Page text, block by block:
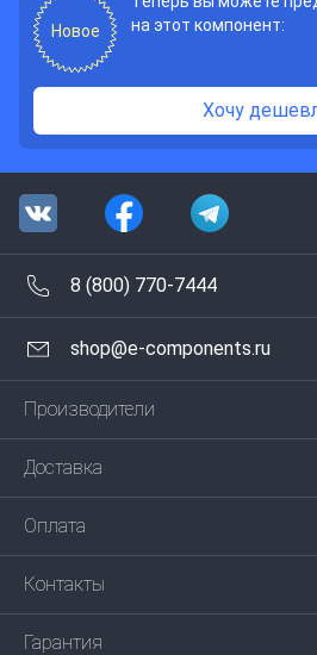
Новое
на этот компонент:
Хочу
8 (800) 770-7444
shop@e-components.ru
Производители
Доставка
Оплата
Контакты
Гарантия